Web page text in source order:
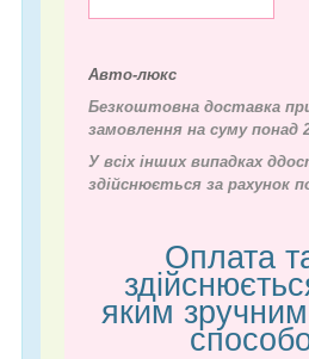
Авто-люкс
Безкоштовна доставка
замовлення на суму понад
У всіх інших випадках д
здійснюється за рахунок
Оплата
яким